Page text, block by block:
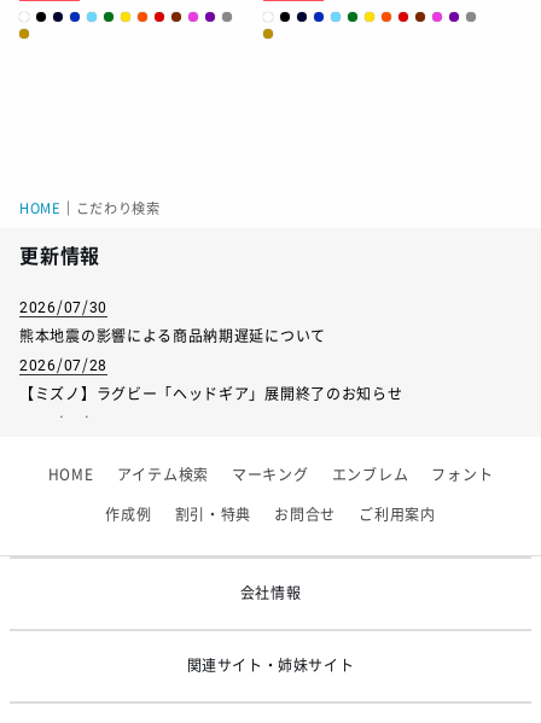
HOME こだわり検索
更新情報
2026/07/30
熊本地震の影響による商品納期遅延について
2026/07/28
【ミズノ】ラグビー「ヘッドギア」展開終了のお知らせ
2026/07/01
2026/06/09
【アシックス】一部商品「生地の在庫限り」廃盤のお知らせ
HOME アイテム検索 マーキング エンブレム フォント
作成例 割引・特典 お問合せ ご利用案内
会社情報
関連サイト・姉妹サイト